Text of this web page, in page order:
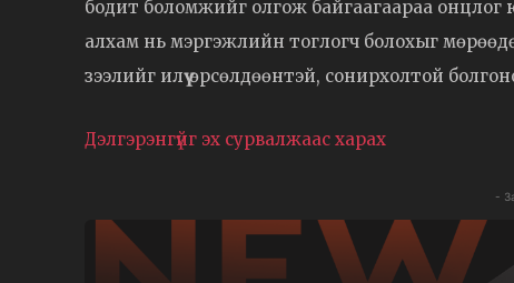
бодит боломжийг олгож байгаагаараа онцлог
алхам нь мэргэжлийн тоглогч болохыг
зээлийг илүү өрсөлдөөнтэй, сонирхолтой
Дэлгэрэнгүйг эх сурвалжаас харах
-